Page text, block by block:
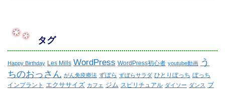
タグ
Happy Birthday Les Mills WordPress WordPress初心者 youtube動画 う
ちのおっさん がん免疫療法 ずぼら ずぼらサラダ ひとりぼっち ぼっち
インプラント エクササイズ カフェ ジム スピリチュアル ダイソー ダンス ブ